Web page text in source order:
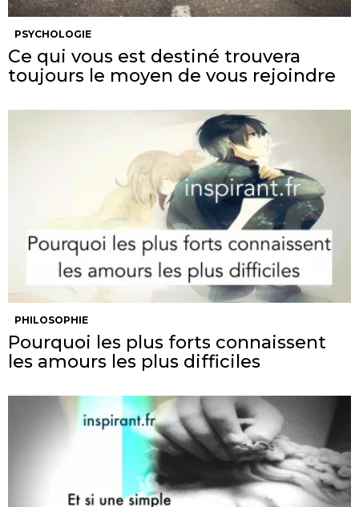
PSYCHOLOGIE
Ce qui vous est destiné trouvera
toujours le moyen de vous rejoindre
PHILOSOPHIE
Pourquoi les plus forts connaissent
les amours les plus difficiles